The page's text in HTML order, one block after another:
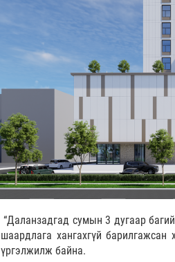
“Даланзадгад сумын 3 дугаар
шаардлага хангахгүй барилгажсан
үргэлжилж байна.